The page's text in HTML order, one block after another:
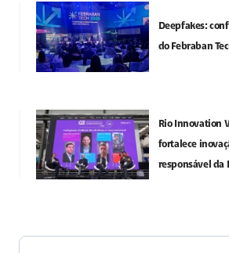
Deepfakes:
do Febraban
Rio Innovation
fortalece
responsável da